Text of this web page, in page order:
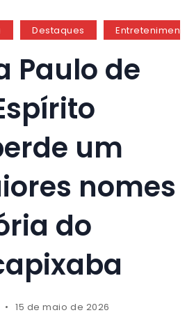
Destaques Entretenimento
Paulo de
um
nomes
do
15 de maio de 2026